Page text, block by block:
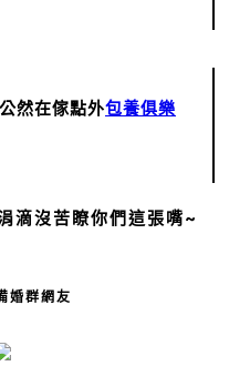
然在傢點外包養俱樂
滴沒苦瞭你們這張嘴~
婚群網友